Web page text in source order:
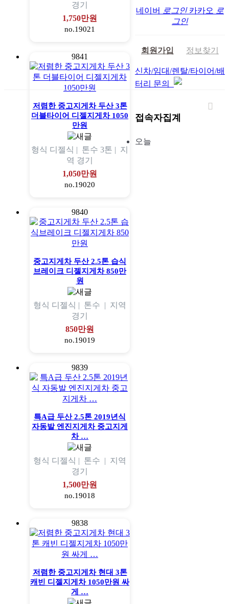
경기
1,750만원
no.19021
9841
저렴한 중고지게차 두산 3톤
더블타이어 디젤지게차 1050
만원
형식 디젤식 | 톤수 3톤 | 지
역 경기
1,050만원
no.19020
9840
중고지게차 두산 2.5톤 습식
브레이크 디젤지게차 850만
원
형식 디젤식 | 톤수 | 지역
경기
850만원
no.19019
9839
특A급 두산 2.5톤 2019년식
자동발 엔진지게차 중고지게
차 …
형식 디젤식 | 톤수 | 지역
경기
1,500만원
no.19018
9838
저렴한 중고지게차 현대 3톤
캐빈 디젤지게차 1050만원 싸
게 …
네이버 로그인 카카오 로
그인
회원가입 정보찾기
신차/임대/렌탈/타이어/배
터리 문의
접속자집계
오늘